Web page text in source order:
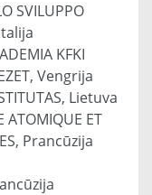
SVILUPPO
KFKI
Vengrija
Lietuva
ATOMIQUE ET
Prancūzija